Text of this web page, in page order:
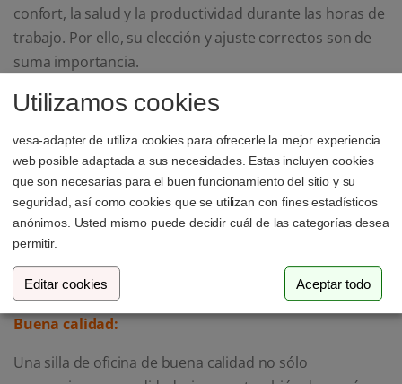
confort, la salud y la productividad durante las horas de
trabajo. Por ello, su elección y ajuste correctos son de
suma importancia.
La silla adecuada:
No todas las sillas son adecuadas para largas jornadas
de trabajo. Una silla de oficina ergonómica favorece la
curvatura natural de la columna vertebral y promueve
una postura erguida al sentarse. Una imagen de una
silla de oficina ergonómica podría mostrar cómo apoya
la columna vertebral.
Buena calidad:
Una silla de oficina de buena calidad no sólo
Utilizamos cookies
vesa-adapter.de utiliza cookies para ofrecerle la mejor experiencia
web posible adaptada a sus necesidades. Estas incluyen cookies
que son necesarias para el buen funcionamiento del sitio y su
seguridad, así como cookies que se utilizan con fines estadísticos
anónimos. Usted mismo puede decidir cuál de las categorías desea
permitir.
Editar cookies Aceptar todo